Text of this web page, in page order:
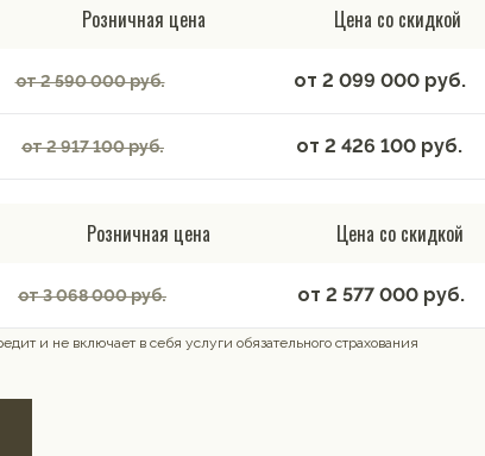
Розничная цена Цена со скидкой
от 2 590 000 руб. от 2 099 000 руб.
от 2 917 100 руб. от 2 426 100 руб.
Розничная цена Цена со скидкой
от 3 068 000 руб. от 2 577 000 руб.
и не включает в себя услуги обязательного страхования